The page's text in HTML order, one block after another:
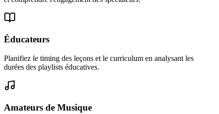
Éducateurs
Planifiez le timing des leçons et le curriculum en analysant les
durées des playlists éducatives.
Amateurs de Musique